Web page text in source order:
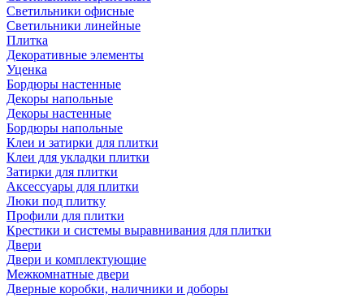
Светильники офисные
Светильники линейные
Плитка
Декоративные элементы
Уценка
Бордюры настенные
Декоры напольные
Декоры настенные
Бордюры напольные
Клеи и затирки для плитки
Клеи для укладки плитки
Затирки для плитки
Аксессуары для плитки
Люки под плитку
Профили для плитки
Крестики и системы выравнивания для плитки
Двери
Двери и комплектующие
Межкомнатные двери
Дверные коробки, наличники и доборы